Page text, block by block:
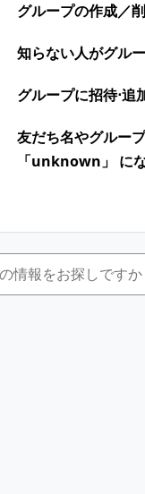
グループの作成／
知らない人がグル
グループに招待⋅追
友だち名やグルー
「unknown」 に